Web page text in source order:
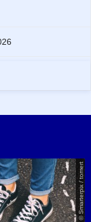
© Smarterpix / tomert